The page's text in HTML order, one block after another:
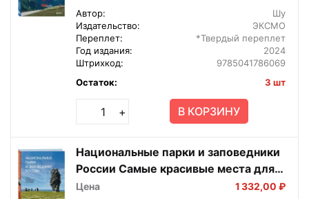
Автор:
Шу
Издательство:
ЭКСМО
Переплет:
*Твердый переплет
Год издания:
2024
Штрихкод:
9785041786069
Остаток:
3 шт
+ В КОРЗИНУ
Национальные парки и заповедники
России Самые красивые места для
единения с природой
Цена 1 332,00 ₽